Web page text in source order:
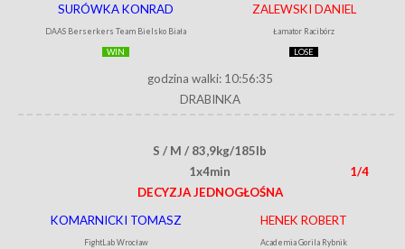
SURÓWKA KONRAD
DAAS Berserkers Team Bielsko Biała
WIN
ZALEWSKI DANIEL
Łamator Racibórz
LOSE
godzina walki: 10:56:35
DRABINKA
S / M / 83,9kg/185lb
1x4min
1/4
DECYZJA JEDNOGŁOŚNA
KOMARNICKI TOMASZ
FightLab Wrocław
HENEK ROBERT
Academia Gorila Rybnik